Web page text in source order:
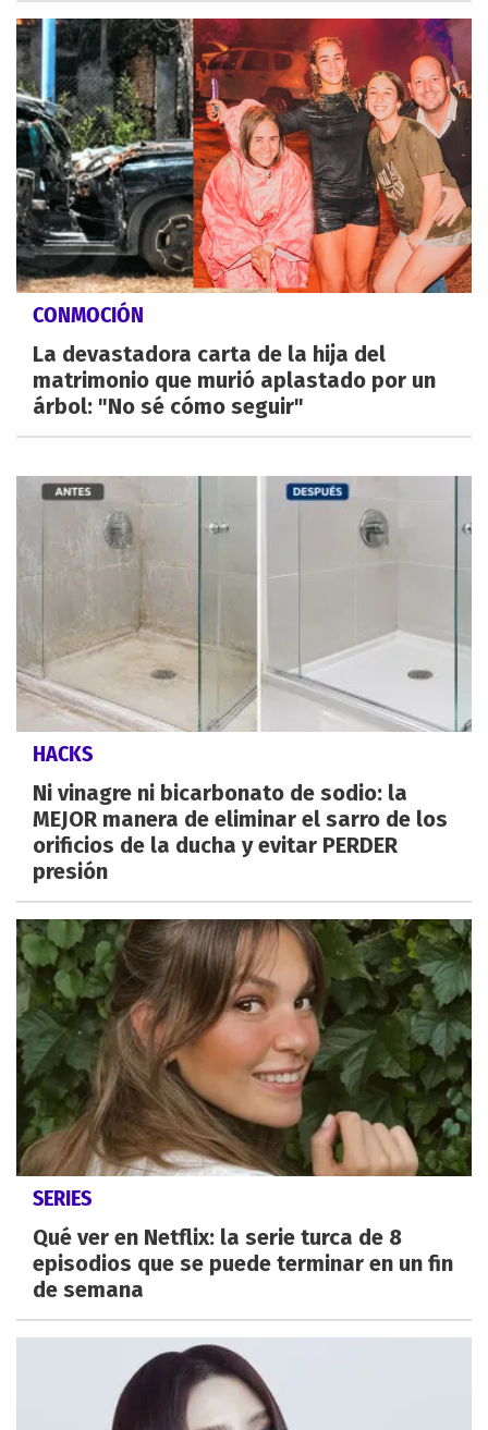
CONMOCIÓN
La devastadora carta de la hija del
matrimonio que murió aplastado por un
árbol: "No sé cómo seguir"
HACKS
Ni vinagre ni bicarbonato de sodio: la
MEJOR manera de eliminar el sarro de los
orificios de la ducha y evitar PERDER
presión
SERIES
Qué ver en Netflix: la serie turca de 8
episodios que se puede terminar en un fin
de semana